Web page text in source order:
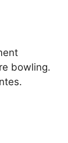
bowling.